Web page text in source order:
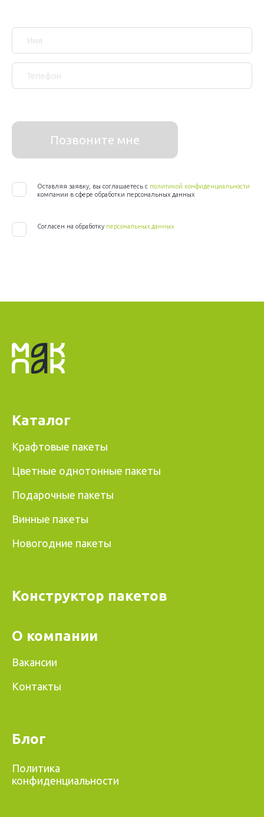
Позвоните мне
Оставляя заявку, вы соглашаетесь с политикой конфиденциальности
компании в сфере обработки персональных данных
Согласен на обработку персональных данных
Каталог
Крафтовые пакеты
Цветные однотонные пакеты
Подарочные пакеты
Винные пакеты
Новогодние пакеты
Конструктор пакетов
О компании
Вакансии
Контакты
Блог
Политика
конфиденциальности